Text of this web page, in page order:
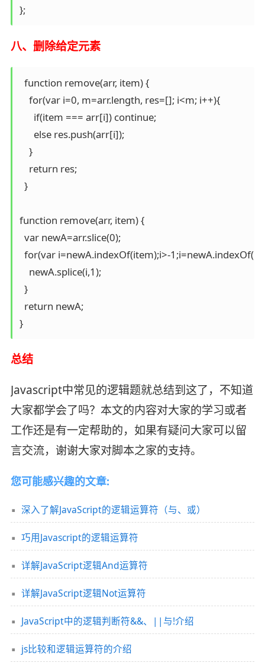
};
八、删除给定元素
  function remove(arr, item) {
    for(var i=0, m=arr.length, res=[]; i<m; i++){
      if(item === arr[i]) continue;
      else res.push(arr[i]);
    }
    return res;
  }
function remove(arr, item) {
  var newA=arr.slice(0);
for(var i=newA.indexOf(item);i>-
    newA.splice(i,1);
  }
  return newA;
}
总结
Javascript中常见的逻辑题就总结到这了，不知道
大家都学会了吗？本文的内容对大家的学习或者
工作还是有一定帮助的，如果有疑问大家可以留
言交流，谢谢大家对脚本之家的支持。
您可能感兴趣的文章:
深入了解JavaScript的逻辑运算符（与、或）
巧用Javascript的逻辑运算符
详解JavaScript逻辑And运算符
详解JavaScript逻辑Not运算符
JavaScript中的逻辑判断符&&、||与!介绍
js比较和逻辑运算符的介绍